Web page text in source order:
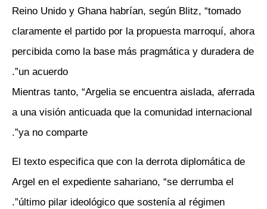
Reino Unido y Ghana habrían, según Blitz, “tomado
claramente el partido por la propuesta marroquí, ahora
percibida como la base más pragmática y duradera de
un acuerdo”.
Mientras tanto, “Argelia se encuentra aislada, aferrada
a una visión anticuada que la comunidad internacional
ya no comparte”.
El texto especifica que con la derrota diplomática de
Argel en el expediente sahariano, “se derrumba el
último pilar ideológico que sostenía al régimen”.